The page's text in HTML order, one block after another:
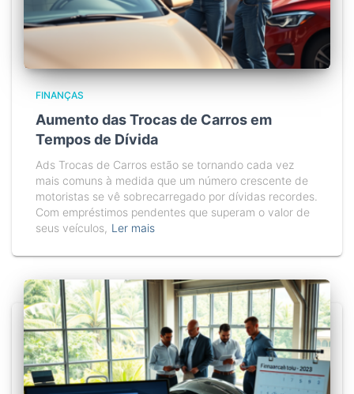
FINANÇAS
Aumento das Trocas de Carros em
Tempos de Dívida
Ads Trocas de Carros estão se tornando cada vez
mais comuns à medida que um número crescente de
motoristas se vê sobrecarregado por dívidas recordes.
Com empréstimos pendentes que superam o valor de
seus veículos, Ler mais